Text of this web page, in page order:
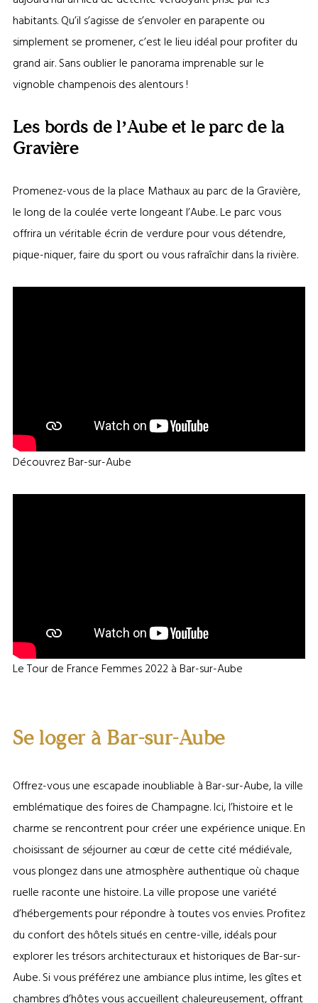
habitants. Qu’il s’agisse de s’envoler en parapente ou
simplement se promener, c’est le lieu idéal pour profiter du
grand air. Sans oublier le panorama imprenable sur le
vignoble champenois des alentours !
Les bords de l’Aube et le parc de la
Gravière
Promenez-vous de la place Mathaux au parc de la Gravière,
le long de la coulée verte longeant l’Aube. Le parc vous
offrira un véritable écrin de verdure pour vous détendre,
pique-niquer, faire du sport ou vous rafraîchir dans la rivière.
Découvrez Bar-sur-Aube
Le Tour de France Femmes 2022 à Bar-sur-Aube
Se loger à Bar-sur-Aube
Offrez-vous une escapade inoubliable à Bar-sur-Aube, la ville
emblématique des foires de Champagne. Ici, l’histoire et le
charme se rencontrent pour créer une expérience unique. En
choisissant de séjourner au cœur de cette cité médiévale,
vous plongez dans une atmosphère authentique où chaque
ruelle raconte une histoire. La ville propose une variété
d’hébergements pour répondre à toutes vos envies. Profitez
du confort des hôtels situés en centre-ville, idéals pour
explorer les trésors architecturaux et historiques de Bar-sur-
Aube. Si vous préférez une ambiance plus intime, les gîtes et
chambres d’hôtes vous accueillent chaleureusement, offrant